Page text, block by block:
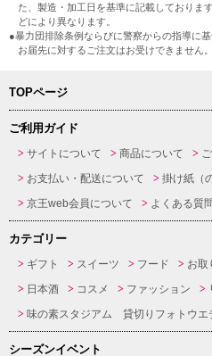
た、製造・加工日を基準に記載しておりま
どにより異なります。
●暴力団排除条例ならびに警察からの指導に
お届先に対するご注文はお受けできません。
TOPページ
ご利用ガイド
サイトについて 商品について
お支払い・配送について
掛け紙（
京王web会員について
よくある質
カテゴリー
ギフト スイーツ フード お取
日本酒
コスメ ファッション
味の素スタジアム 貸切りフォトウエ
シーズンイベント